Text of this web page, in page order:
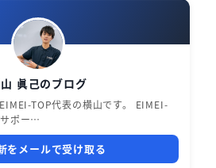
眞己のブログ
TOP代表の横山です。 EIMEI-
ポー…
をメールで受け取る